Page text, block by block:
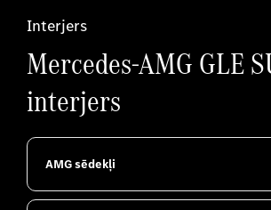
Interjers
Mercedes-AMG GLE
interjers
AMG sēdekļi